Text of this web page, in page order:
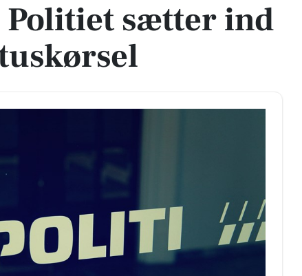
sætter ind